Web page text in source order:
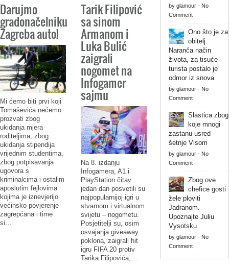
Darujmo
gradonačelniku
Zagreba auto!
Mi ćemo biti prvi koji
Tomaševića nećemo
prozvati zbog
ukidanja mjera
roditeljima, zbog
ukidanja stipendija
vrijednim studentima,
zbog potpisavanja
ugovora s
kriminalcima i ostalim
aposlutim fejlovima
kojima je iznevjerijo
većinsko povjerenje
zagrepćana i time
si…
Tarik Filipović
sa sinom
Armanom i
Luka Bulić
zaigrali
nogomet na
Infogamer
sajmu
Na 8. izdanju
Infogamera, A1 i
PlayStation čitav
jedan dan posvetili su
najpopularnijoj igri u
stvarnom i virtualnom
svijetu – nogometu.
Posjetitelji su, osim
osvajanja giveaway
poklona, zaigrali hit
igru FIFA 20 protiv
Tarika Filipovića,…
by glamour- No
Comment
Ono što je za
obitelj
Naranča način
života, za tisuće
turista postalo je
odmor iz snova
by glamour- No
Comment
Slastica zbog
koje mnogi
zastanu usred
šetnje Visom
by glamour- No
Comment
Zbog ove
chefice gosti
žele ploviti
Jadranom.
Upoznajte Juliu
Vysotsku
by glamour- No
Comment